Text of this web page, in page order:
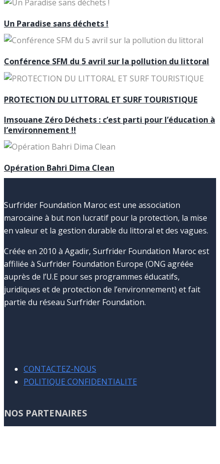
Un Paradise sans déchets !
Conférence SFM du 5 avril sur la pollution du littoral
PROTECTION DU LITTORAL ET SURF TOURISTIQUE
Imsouane Zéro Déchets : c’est parti pour l’éducation à
l’environnement !!
Opération Bahri Dima Clean
Surfrider Foundation Maroc est une association
marocaine à but non lucratif pour la protection, la mise
en valeur et la gestion durable du littoral et des vagues.
Créée en 2010 à Agadir, Surfrider Foundation Maroc est
affiliée à Surfrider Foundation Europe (ONG agréée
auprès de l’U.E pour ses programmes éducatifs,
juridiques et de protection de l’environnement) et fait
partie du réseau Surfrider Foundation.
CONTACTEZ-NOUS
POLITIQUE CONFIDENTIALITE
NOS PARTENAIRES